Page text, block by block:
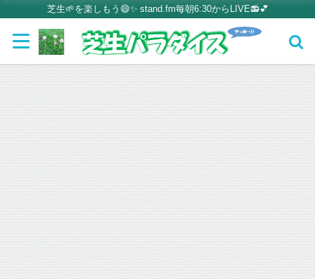
芝生🌱を楽しもう😄✨ stand.fm毎朝6:30からLIVE📻💕